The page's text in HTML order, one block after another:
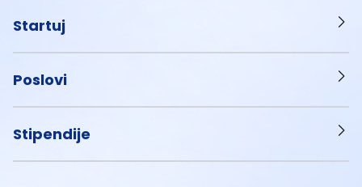
Startuj
Poslovi
Stipendije